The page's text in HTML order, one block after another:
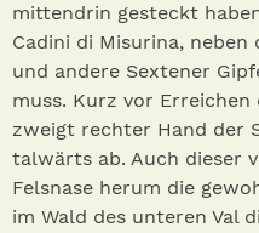
mittendrin gesteckt
Cadini di Misurina,
und andere Sextener
muss. Kurz vor Erreichen
zweigt rechter Hand der
talwärts ab. Auch dieser
Felsnase herum die
im Wald des unteren Val